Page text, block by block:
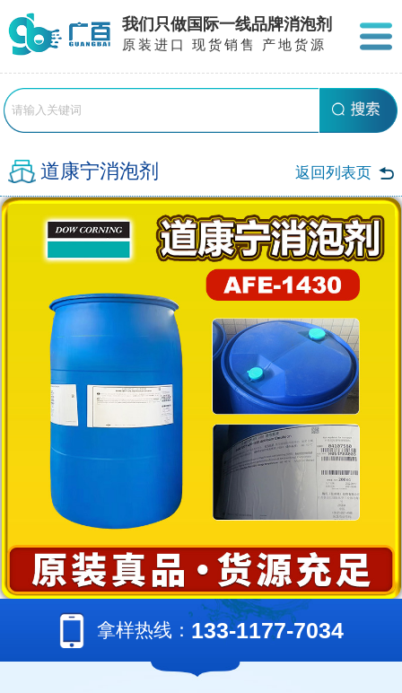
我们只做国际一线品牌消泡剂
原装进口 现货销售 产地货源
道康宁消泡剂 返回列表页
拿样热线： 133-1177-7034